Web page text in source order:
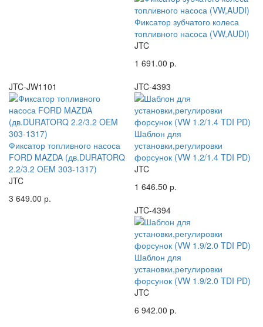
Фиксатор зубчатого колеса
топливного насоса (VW,AUDI)
JTC
1 691.00 р.
JTC-JW1101
Фиксатор топливного насоса
FORD MAZDA (дв.DURATORQ
2.2/3.2 OEM 303-1317)
JTC
3 649.00 р.
JTC-4393
Шаблон для
установки,регулировки
форсунок (VW 1.2/1.4 TDI PD)
JTC
1 646.50 р.
JTC-4394
Шаблон для
установки,регулировки
форсунок (VW 1.9/2.0 TDI PD)
JTC
6 942.00 р.